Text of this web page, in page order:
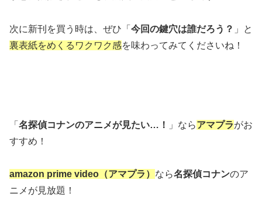
次に新刊を買う時は、ぜひ「 今回の鍵穴は誰だろう？ 」と
裏表紙をめくるワクワク感を味わってみてくださいね！
「 名探偵コナンのアニメが見たい…！ 」ならアマプラがお
すすめ！
amazon prime video（アマプラ） なら名探偵コナンのア
ニメが見放題！